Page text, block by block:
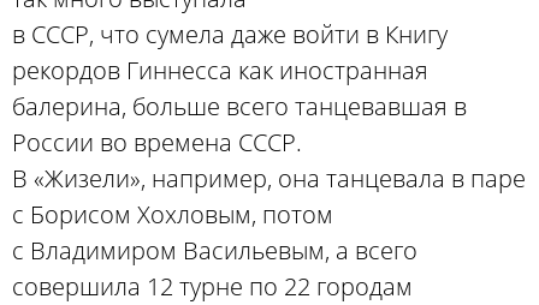
в СССР, что сумела даже войти в Книгу
рекордов Гиннесса как иностранная
балерина, больше всего танцевавшая в
России во времена СССР.
В «Жизели», например, она танцевала в паре
с Борисом Хохловым, потом
с Владимиром Васильевым, а всего
совершила 12 турне по 22 городам